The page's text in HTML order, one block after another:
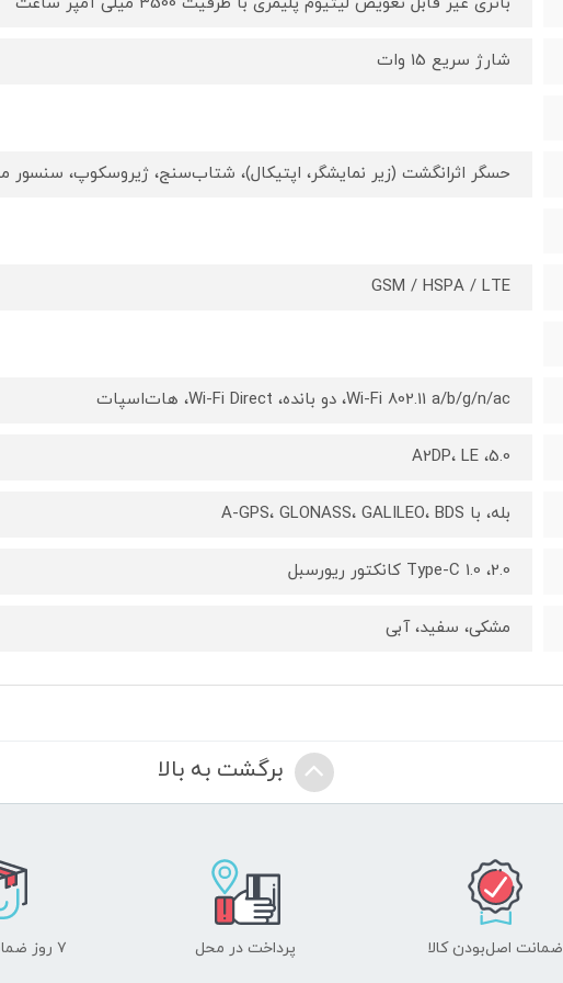
شارژ سریع 15 وات
حسگر اثرانگشت (زیر نمایشگر، اپتیکال)، شتاب‌سنج، ژیروسکوپ، سنسور
GSM / HSPA / LTE
Wi-Fi 802.11 a/b/g/n/ac، دو بانده، Wi-Fi Direct، هات‌اسپات
5.0، A2DP، LE
بله، با A-GPS، GLONASS، GALILEO، BDS
2.0، Type-C 1.0 کانکتور ریورسبل
مشکی، سفید، آبی
برگشت به بالا
ضمانت اصل‌بودن کالا پرداخت در محل ۷ روز ضمانت بازگشت